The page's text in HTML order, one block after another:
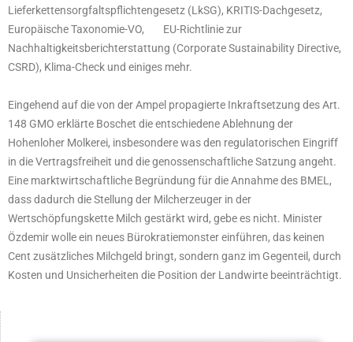
Lieferkettensorgfaltspflichtengesetz (LkSG), KRITIS-Dachgesetz,
Europäische Taxonomie-VO, EU-Richtlinie zur
Nachhaltigkeitsberichterstattung (Corporate Sustainability Directive,
CSRD), Klima-Check und einiges mehr.
Eingehend auf die von der Ampel propagierte Inkraftsetzung des Art.
148 GMO erklärte Boschet die entschiedene Ablehnung der
Hohenloher Molkerei, insbesondere was den regulatorischen Eingriff
in die Vertragsfreiheit und die genossenschaftliche Satzung angeht.
Eine marktwirtschaftliche Begründung für die Annahme des BMEL,
dass dadurch die Stellung der Milcherzeuger in der
Wertschöpfungskette Milch gestärkt wird, gebe es nicht. Minister
Özdemir wolle ein neues Bürokratiemonster einführen, das keinen
Cent zusätzliches Milchgeld bringt, sondern ganz im Gegenteil, durch
Kosten und Unsicherheiten die Position der Landwirte beeinträchtigt.